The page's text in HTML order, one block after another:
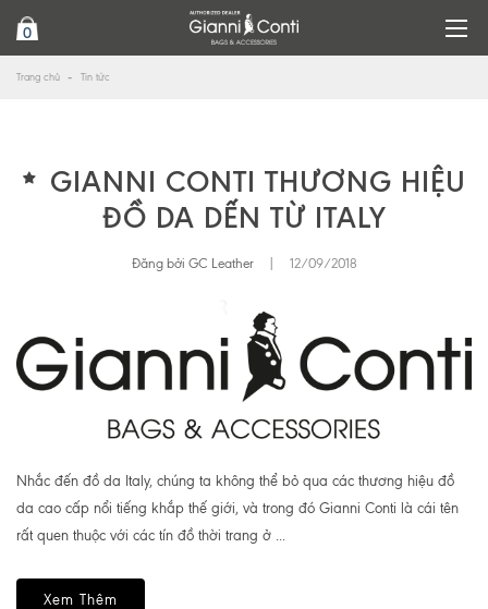
0
Trang chủ Tin tức
GIANNI CONTI THƯƠNG HIỆU
ĐỒ DA DẾN TỪ ITALY
Đăng bởi GC Leather 12/09/2018
Nhắc đến đồ da Italy, chúng ta không thể bỏ qua các thương hiệu đồ
da cao cấp nổi tiếng khắp thế giới, và trong đó Gianni Conti là cái tên
rất quen thuộc với các tín đồ thời trang ở ...
Xem Thêm